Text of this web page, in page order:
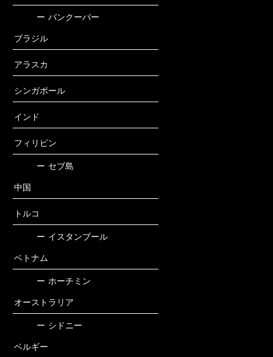
ー バンクーバー
ブラジル
アラスカ
シンガポール
インド
フィリピン
ー セブ島
中国
トルコ
ー イスタンブール
ベトナム
ー ホーチミン
オーストラリア
ー シドニー
ベルギー